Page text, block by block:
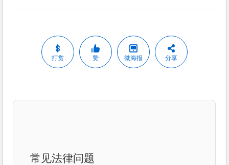
打赏 赞 微海报 分享
常见法律问题